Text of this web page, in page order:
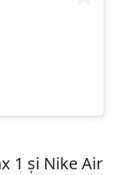
1 și Nike Air